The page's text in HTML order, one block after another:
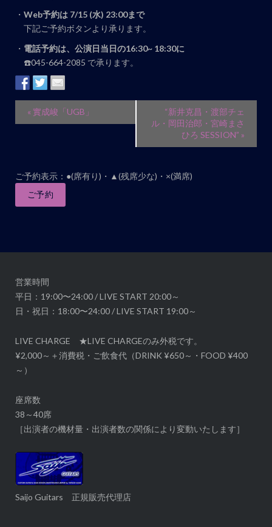
・ Web予約は 7/15 (水) 23:00まで
下記ご予約ボタンより承ります。
・ 電話予約は、公演日当日の16:30~ 18:30に
☎️045-664-2085 で承ります。
ベ
ナ
ビ
ゲ
ョ
« 實成峻「UGB」
“新井克昌・渡部チェ
ル・岡田治郎・宮崎まさ
ひろ SESSION” »
ご予約表示：●(席有り)・▲(残席少な)・×(満席)
ご予約
営業時間
平日：19:00〜24:00 / LIVE START 20:00～
日・祝日：18:00〜24:00 / LIVE START 19:00～
LIVE CHARGE ★LIVE CHARGEのみ外税です。
¥2,000～＋消費税・ご飲食代（DRINK ¥650～・FOOD ¥400
～）
座席数
38～40席
［出演者の機材量・出演者数の関係により変動いたします］
Saijo Guitars 正規販売代理店